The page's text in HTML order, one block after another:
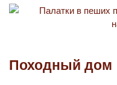
Походный дом